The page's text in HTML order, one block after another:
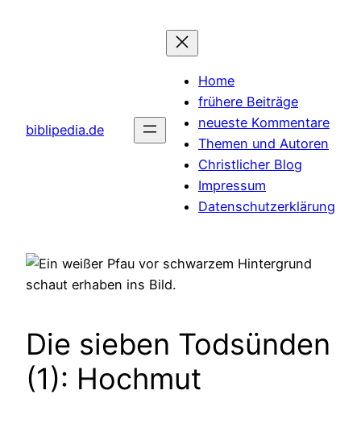
biblipedia.de
Home
frühere Beiträge
neueste Kommentare
Themen und Autoren
Christlicher Blog
Impressum
Datenschutzerklärung
Die sieben Todsünden
(1): Hochmut